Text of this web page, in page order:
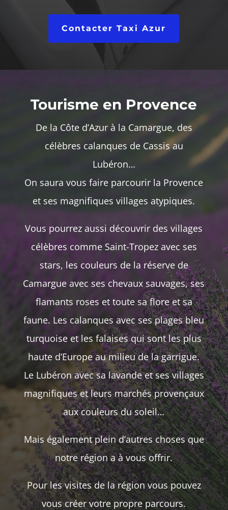
Contacter Taxi Azur
Tourisme en Provence
De la Côte d’Azur à la Camargue, des
célèbres calanques de Cassis au
Lubéron…
On saura vous faire parcourir la Provence
et ses magnifiques villages atypiques.
Vous pourrez aussi découvrir des villages
célèbres comme Saint-Tropez avec ses
stars, les couleurs de la réserve de
Camargue avec ses chevaux sauvages, ses
flamants roses et toute sa flore et sa
faune. Les calanques avec ses plages bleu
turquoise et les falaises qui sont les plus
haute d’Europe au milieu de la garrigue.
Le Lubéron avec sa lavande et ses villages
magnifiques et leurs marchés provençaux
aux couleurs du soleil…
Mais également plein d’autres choses que
notre région a à vous offrir.
Pour les visites de la région vous pouvez
vous créer votre propre parcours.